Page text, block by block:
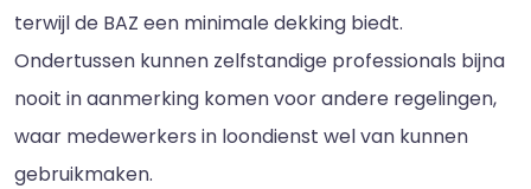
terwijl de BAZ een minimale dekking biedt.
Ondertussen kunnen zelfstandige professionals bijna
nooit in aanmerking komen voor andere regelingen,
waar medewerkers in loondienst wel van kunnen
gebruikmaken.